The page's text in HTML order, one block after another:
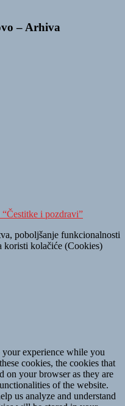
– Arhiva
i pozdravi”
poboljšanje funkcionalnosti
koristi kolačiće (Cookies)
experience while you
cookies, the cookies that
on your browser as they are
of the website.
us analyze and understand